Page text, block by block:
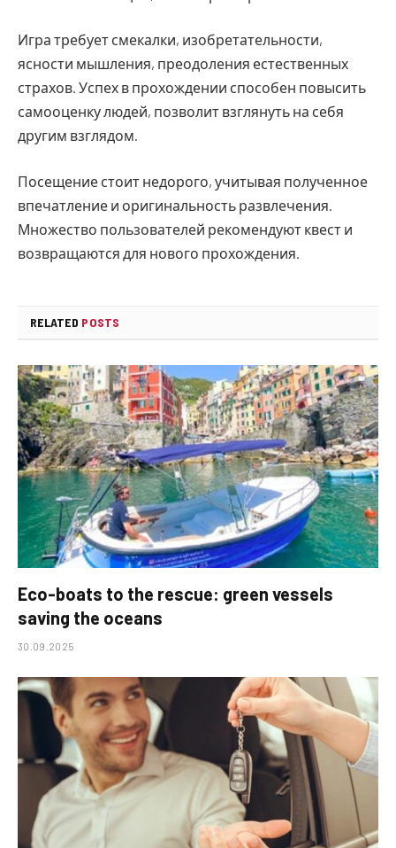
Игра требует смекалки, изобретательности,
ясности мышления, преодоления естественных
страхов. Успех в прохождении способен повысить
самооценку людей, позволит взглянуть на себя
другим взглядом.
Посещение стоит недорого, учитывая полученное
впечатление и оригинальность развлечения.
Множество пользователей рекомендуют квест и
возвращаются для нового прохождения.
RELATED POSTS
Eco-boats to the rescue: green vessels
saving the oceans
30.09.2025